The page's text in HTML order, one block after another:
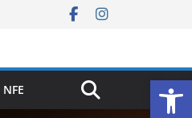
NFE